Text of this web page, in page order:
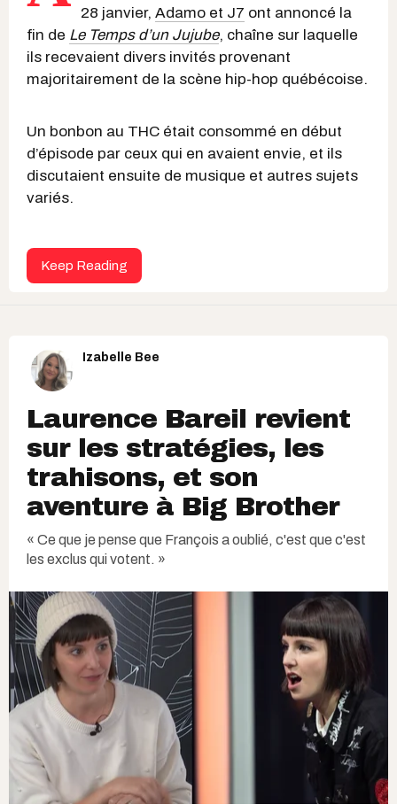
28 janvier, Adamo et J7 ont annoncé la
fin de Le Temps d’un Jujube, chaîne sur laquelle
ils recevaient divers invités provenant
majoritairement de la scène hip-hop québécoise.
Un bonbon au THC était consommé en début
d’épisode par ceux qui en avaient envie, et ils
discutaient ensuite de musique et autres sujets
variés.
Keep Reading
Izabelle Bee
Laurence Bareil revient
sur les stratégies, les
trahisons, et son
aventure à Big Brother
« Ce que je pense que François a oublié, c'est que c'est
les exclus qui votent. »